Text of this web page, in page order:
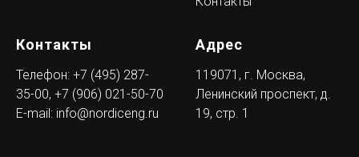
Контакты
Телефон: +7 (495) 287-
35-00, +7 (906) 021-50-70
E-mail: info@nordiceng.ru
Адрес
119071, г. Москва,
Ленинский проспект, д.
19, стр. 1